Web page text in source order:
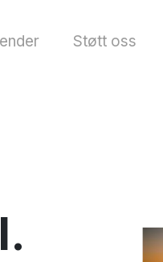
Støtt oss